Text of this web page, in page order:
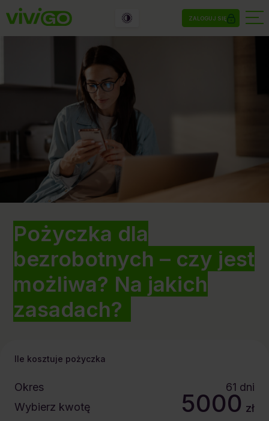
ZALOGUJ SIĘ
Pożyczka dla
bezrobotnych – czy jest
możliwa? Na jakich
zasadach?
Ile kosztuje pożyczka
Okres 61 dni
Wybierz kwotę
5000 zł